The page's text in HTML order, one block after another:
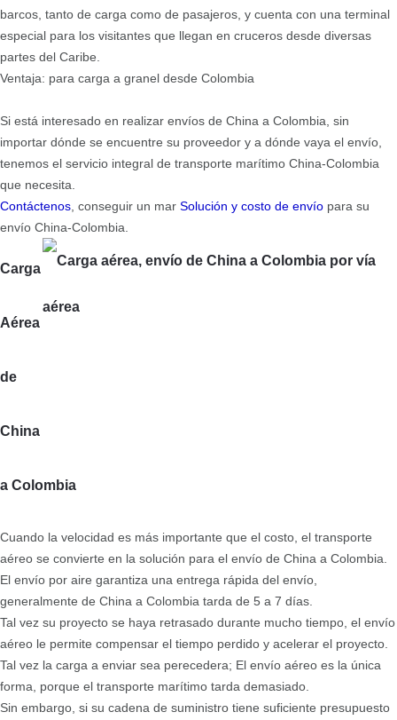
barcos, tanto de carga como de pasajeros, y cuenta con una terminal
especial para los visitantes que llegan en cruceros desde diversas
partes del Caribe.
Ventaja: para carga a granel desde Colombia
Si está interesado en realizar envíos de China a Colombia, sin
importar dónde se encuentre su proveedor y a dónde vaya el envío,
tenemos el servicio integral de transporte marítimo China-Colombia
que necesita.
Contáctenos , conseguir un mar Solución y costo de envío para su
envío China-Colombia.
Carga
Aérea
de
China
a Colombia
Cuando la velocidad es más importante que el costo, el transporte
aéreo se convierte en la solución para el envío de China a Colombia.
El envío por aire garantiza una entrega rápida del envío,
generalmente de China a Colombia tarda de 5 a 7 días.
Tal vez su proyecto se haya retrasado durante mucho tiempo, el envío
aéreo le permite compensar el tiempo perdido y acelerar el proyecto.
Tal vez la carga a enviar sea perecedera; El envío aéreo es la única
forma, porque el transporte marítimo tarda demasiado.
Sin embargo, si su cadena de suministro tiene suficiente presupuesto